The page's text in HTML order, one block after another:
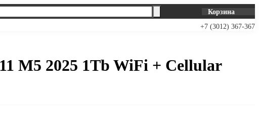
Корзина
+7 (3012) 367-367
М5 2025 1Tb WiFi + Cellular